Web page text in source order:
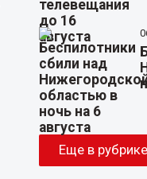
Еще в рубрике